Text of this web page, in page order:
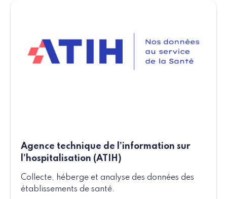
Agence technique de l’information sur
l’hospitalisation (ATIH)
Collecte, héberge et analyse des données des
établissements de santé.